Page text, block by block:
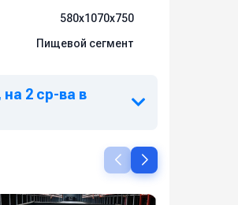
580x1070x750
Пищевой сегмент
2 ср-ва в